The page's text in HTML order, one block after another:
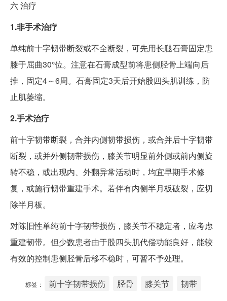
六治疗
1.非手术治疗
单纯前十字韧带断裂或不全断裂，可先用长腿石膏固定患
膝于屈曲30°位。注意在石膏成型前将患侧胫骨上端向后
推，固定4～6周。石膏固定3天后开始股四头肌训练，防
止肌萎缩。
2.手术治疗
前十字韧带断裂，合并内侧韧带损伤，或合并后十字韧带
断裂，或并外侧韧带损伤，膝关节明显前外侧或前内侧旋
转不稳，或出现内、外翻异常活动时，均宜早期手术修
复，或施行韧带重建手术。若伴有内侧半月板破裂，应切
除半月板。
对陈旧性单纯前十字韧带损伤，膝关节不稳定者，应考虑
重建韧带。但少数患者由于股四头肌代偿功能良好，能较
有效的控制患侧胫骨后移不稳时，可暂不予处理。
标签： 前十字韧带损伤 胫骨 膝关节 韧带